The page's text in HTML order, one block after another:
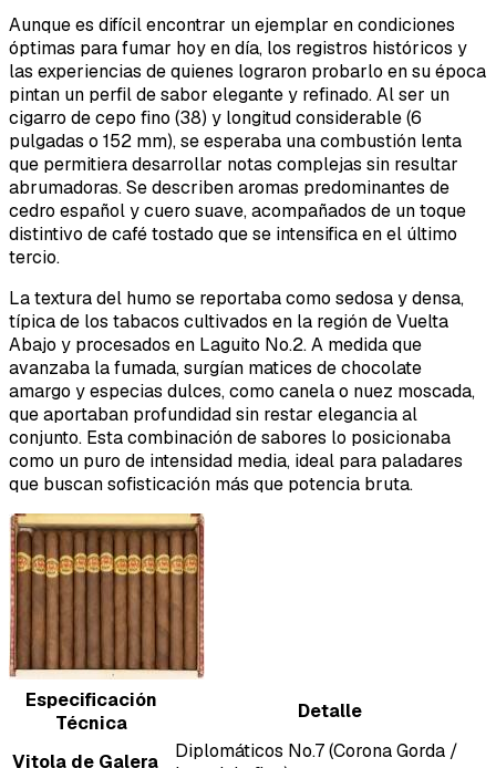
Aunque es difícil encontrar un ejemplar en condiciones
óptimas para fumar hoy en día, los registros históricos y
las experiencias de quienes lograron probarlo en su época
pintan un perfil de sabor elegante y refinado. Al ser un
cigarro de cepo fino (38) y longitud considerable (6
pulgadas o 152 mm), se esperaba una combustión lenta
que permitiera desarrollar notas complejas sin resultar
abrumadoras. Se describen aromas predominantes de
cedro español y cuero suave, acompañados de un toque
distintivo de café tostado que se intensifica en el último
tercio.
La textura del humo se reportaba como sedosa y densa,
típica de los tabacos cultivados en la región de Vuelta
Abajo y procesados en Laguito No.2. A medida que
avanzaba la fumada, surgían matices de chocolate
amargo y especias dulces, como canela o nuez moscada,
que aportaban profundidad sin restar elegancia al
conjunto. Esta combinación de sabores lo posicionaba
como un puro de intensidad media, ideal para paladares
que buscan sofisticación más que potencia bruta.
Especificación
Técnica
Detalle
Vitola de Galera
Diplomáticos No.7 (Corona Gorda /